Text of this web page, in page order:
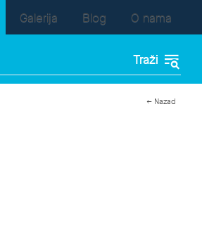
Galerija Blog O nama
← Nazad